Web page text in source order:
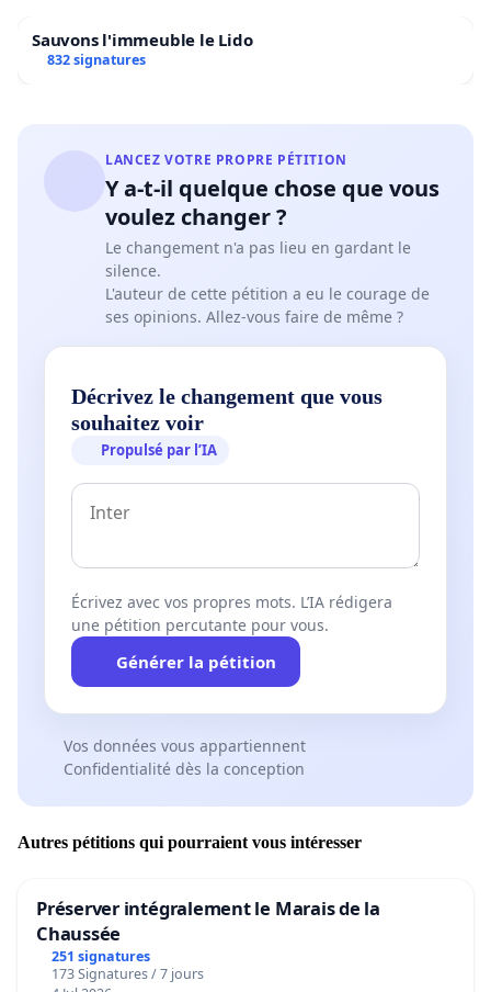
Sauvons l'immeuble le Lido
832 signatures
LANCEZ VOTRE PROPRE PÉTITION
Y a-t-il quelque chose que vous
voulez changer ?
Le changement n'a pas lieu en gardant le
silence.
L'auteur de cette pétition a eu le courage de
ses opinions. Allez-vous faire de même ?
Décrivez le changement que vous
souhaitez voir
Propulsé par l’IA
Écrivez avec vos propres mots. L’IA rédigera
une pétition percutante pour vous.
Générer la pétition
Vos données vous appartiennent
Confidentialité dès la conception
Autres pétitions qui pourraient vous intéresser
Préserver intégralement le Marais de la
Chaussée
251 signatures
173 Signatures / 7 jours